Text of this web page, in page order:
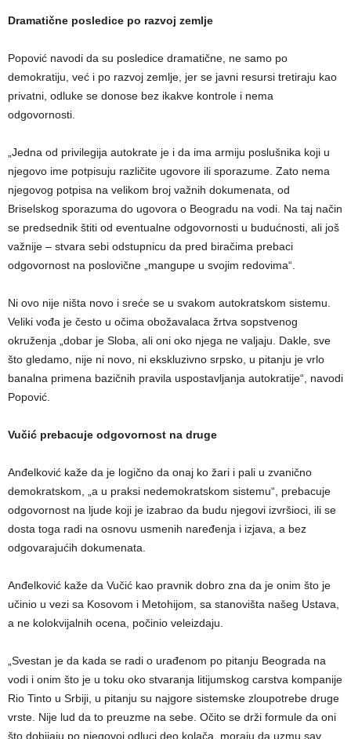
Dramatične posledice po razvoj zemlje
Popović navodi da su posledice dramatične, ne samo po
demokratiju, već i po razvoj zemlje, jer se javni resursi tretiraju kao
privatni, odluke se donose bez ikakve kontrole i nema
odgovornosti.
„Jedna od privilegija autokrate je i da ima armiju poslušnika koji u
njegovo ime potpisuju različite ugovore ili sporazume. Zato nema
njegovog potpisa na velikom broj važnih dokumenata, od
Briselskog sporazuma do ugovora o Beogradu na vodi. Na taj način
se predsednik štiti od eventualne odgovornosti u budućnosti, ali još
važnije – stvara sebi odstupnicu da pred biračima prebaci
odgovornost na poslovične „mangupe u svojim redovima“.
Ni ovo nije ništa novo i sreće se u svakom autokratskom sistemu.
Veliki vođa je često u očima obožavalaca žrtva sopstvenog
okruženja „dobar je Sloba, ali oni oko njega ne valjaju. Dakle, sve
što gledamo, nije ni novo, ni ekskluzivno srpsko, u pitanju je vrlo
banalna primena bazičnih pravila uspostavljanja autokratije“, navodi
Popović.
Vučić prebacuje odgovornost na druge
Anđelković kaže da je logično da onaj ko žari i pali u zvanično
demokratskom, „a u praksi nedemokratskom sistemu“, prebacuje
odgovornost na ljude koji je izabrao da budu njegovi izvršioci, ili se
dosta toga radi na osnovu usmenih naređenja i izjava, a bez
odgovarajućih dokumenata.
Anđelković kaže da Vučić kao pravnik dobro zna da je onim što je
učinio u vezi sa Kosovom i Metohijom, sa stanovišta našeg Ustava,
a ne kolokvijalnih ocena, počinio veleizdaju.
„Svestan je da kada se radi o urađenom po pitanju Beograda na
vodi i onim što je u toku oko stvaranja litijumskog carstva kompanije
Rio Tinto u Srbiji, u pitanju su najgore sistemske zloupotrebe druge
vrste. Nije lud da to preuzme na sebe. Očito se drži formule da oni
što dobijaju po njegovoj odluci deo kolača, moraju da uzmu sav